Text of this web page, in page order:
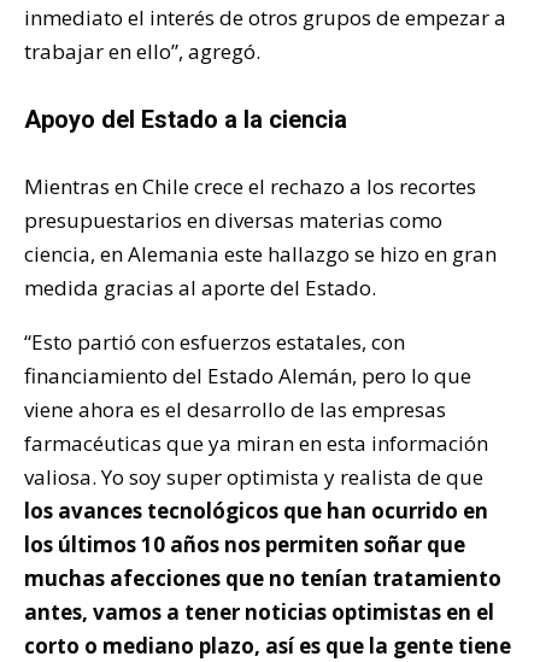
inmediato el interés de otros grupos de empezar a
trabajar en ello”, agregó.
Apoyo del Estado a la ciencia
Mientras en Chile crece el rechazo a los recortes
presupuestarios en diversas materias como
ciencia, en Alemania este hallazgo se hizo en gran
medida gracias al aporte del Estado.
“Esto partió con esfuerzos estatales, con
financiamiento del Estado Alemán, pero lo que
viene ahora es el desarrollo de las empresas
farmacéuticas que ya miran en esta información
valiosa. Yo soy super optimista y realista de que
los avances tecnológicos que han ocurrido en
los últimos 10 años nos permiten soñar que
muchas afecciones que no tenían tratamiento
antes, vamos a tener noticias optimistas en el
corto o mediano plazo, así es que la gente tiene